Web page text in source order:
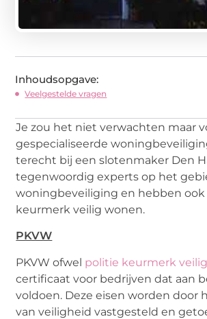
Inhoudsopgave:
Veelgestelde vragen
Je zou het niet verwachten maar
gespecialiseerde
terecht bij een slotenmaker Den
tegenwoordig experts op het
woningbeveiliging en hebben
keurmerk veilig wonen.
PKVW
PKVW ofwel politie keurmerk
certificaat voor bedrijven dat aan
voldoen. Deze eisen worden door
van veiligheid vastgesteld en